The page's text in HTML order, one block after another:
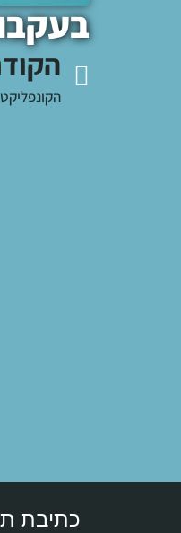
הקונפליקט
כתיבת